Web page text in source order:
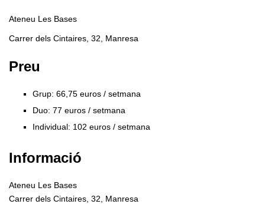
Ateneu Les Bases
Carrer dels Cintaires, 32, Manresa
Preu
Grup: 66,75 euros / setmana
Duo: 77 euros / setmana
Individual: 102 euros / setmana
Informació
Ateneu Les Bases
Carrer dels Cintaires, 32, Manresa